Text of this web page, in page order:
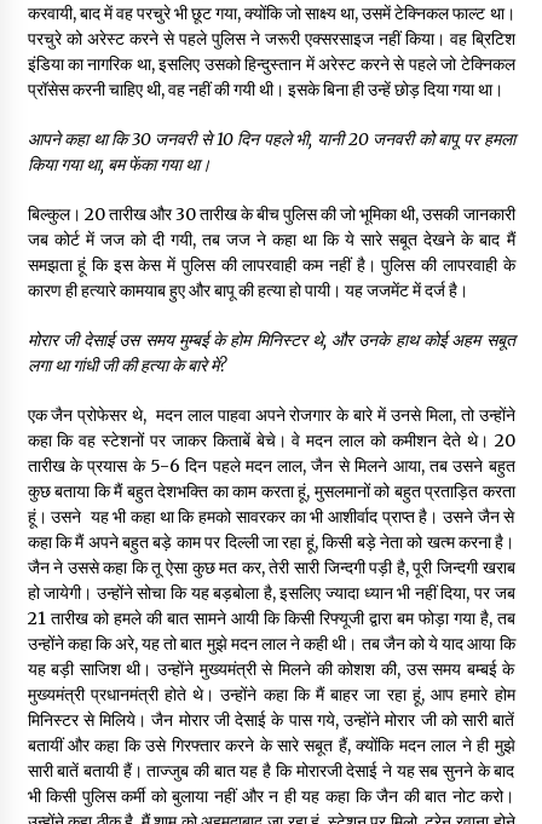
करवायी, बाद में वह परचुरे भी छूट गया, क्योंकि जो साक्ष्य था, उसमें टेक्निकल फाल्ट था।
परचुरे को अरेस्ट करने से पहले पुलिस ने जरूरी एक्सरसाइज नहीं किया। वह ब्रिटिश
इंडिया का नागरिक था, इसलिए उसको हिन्दुस्तान में अरेस्ट करने से पहले जो टेक्निकल
प्रॉसेस करनी चाहिए थी, वह नहीं की गयी थी। इसके बिना ही उन्हें छोड़ दिया गया था।
आपने कहा था कि30 जनवरी से10 दिन पहले भी, यानी20 जनवरी को बापू पर हमला
किया गया था, बम फेंका गया था।
बिल्कुल। 20 तारीख और 30 तारीख के बीच पुलिस की जो भूमिका थी, उसकी जानकारी
जब कोर्ट में जज को दी गयी, तब जज ने कहा था कि ये सारे सबूत देखने के बाद मैं
समझता हूं कि इस केस में पुलिस की लापरवाही कम नहीं है। पुलिस की लापरवाही के
कारण ही हत्यारे कामयाब हुए और बापू की हत्या हो पायी। यह जजमेंट में दर्ज है।
मोरार जी देसाई उस समय मुम्बई के होम मिनिस्टर थे, और उनके हाथ कोई अहम सबूत
लगा था गांधी जी की हत्या के बारे में?
एक जैन प्रोफेसर थे, मदन लाल पाहवा अपने रोजगार के बारे में उनसे मिला, तो उन्होंने
कहा कि वह स्टेशनों पर जाकर किताबें बेचे। वे मदन लाल को कमीशन देते थे। 20
तारीख के प्रयास के 5-6 दिन पहले मदन लाल, जैन से मिलने आया, तब उसने बहुत
कुछ बताया कि मैं बहुत देशभक्ति का काम करता हूं, मुसलमानों को बहुत प्रताड़ित करता
हूं। उसने यह भी कहा था कि हमको सावरकर का भी आशीर्वाद प्राप्त है। उसने जैन से
कहा कि मैं अपने बहुत बड़े काम पर दिल्ली जा रहा हूं, किसी बड़े नेता को खत्म करना है।
जैन ने उससे कहा कि तू ऐसा कुछ मत कर, तेरी सारी जिन्दगी पड़ी है, पूरी जिन्दगी खराब
हो जायेगी। उन्होंने सोचा कि यह बड़बोला है, इसलिए ज्यादा ध्यान भी नहीं दिया, पर जब
21 तारीख को हमले की बात सामने आयी कि किसी रिफ्यूजी द्वारा बम फोड़ा गया है, तब
उन्होंने कहा कि अरे, यह तो बात मुझे मदन लाल ने कही थी। तब जैन को ये याद आया कि
यह बड़ी साजिश थी। उन्होंने मुख्यमंत्री से मिलने की कोशश की, उस समय बम्बई के
मुख्यमंत्री प्रधानमंत्री होते थे। उन्होंने कहा कि मैं बाहर जा रहा हूं, आप हमारे होम
मिनिस्टर से मिलिये। जैन मोरार जी देसाई के पास गये, उन्होंने मोरार जी को सारी बातें
बतायीं और कहा कि उसे गिरफ्तार करने के सारे सबूत हैं, क्योंकि मदन लाल ने ही मुझे
सारी बातें बतायी हैं। ताज्जुब की बात यह है कि मोरारजी देसाई ने यह सब सुनने के बाद
भी किसी पुलिस कर्मी को बुलाया नहीं और न ही यह कहा कि जैन की बात नोट करो।